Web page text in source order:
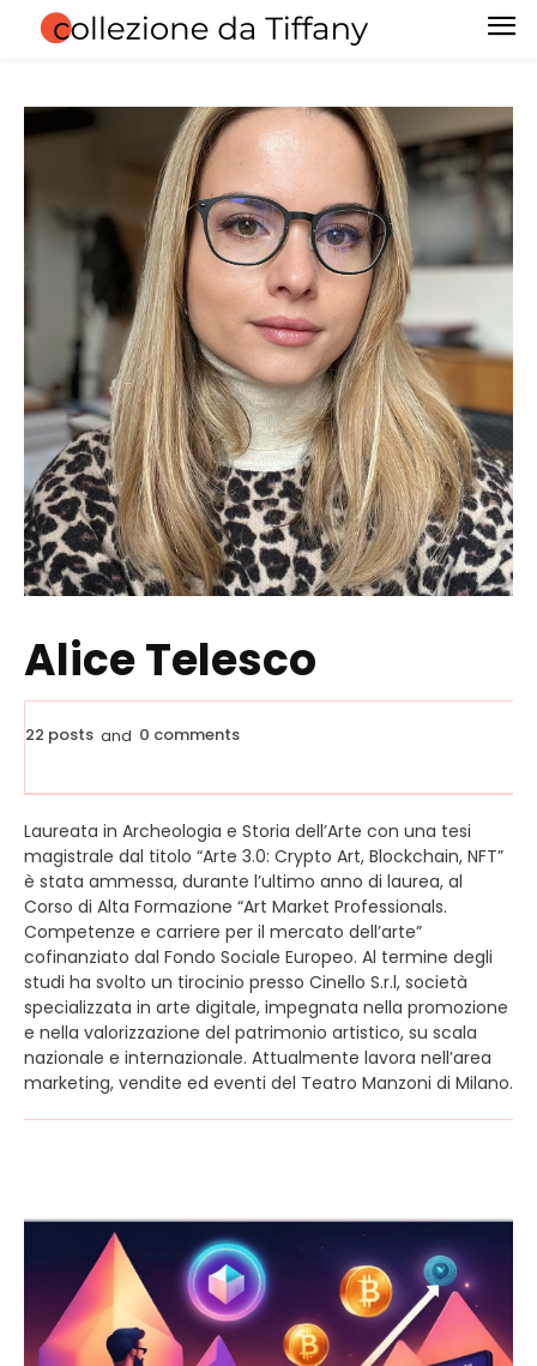
Alice Telesco
22 posts and 0 comments
Laureata in Archeologia e Storia dell’Arte con una tesi
magistrale dal titolo “Arte 3.0: Crypto Art, Blockchain, NFT”
è stata ammessa, durante l’ultimo anno di laurea, al
Corso di Alta Formazione “Art Market Professionals.
Competenze e carriere per il mercato dell’arte”
cofinanziato dal Fondo Sociale Europeo. Al termine degli
studi ha svolto un tirocinio presso Cinello S.r.l, società
specializzata in arte digitale, impegnata nella promozione
e nella valorizzazione del patrimonio artistico, su scala
nazionale e internazionale. Attualmente lavora nell’area
marketing, vendite ed eventi del Teatro Manzoni di Milano.